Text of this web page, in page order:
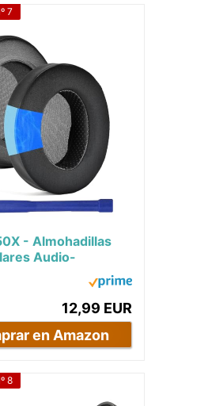
7
- Almohadillas
Audio-
M50X / M50xBT2
12,99 EUR
en Amazon
8